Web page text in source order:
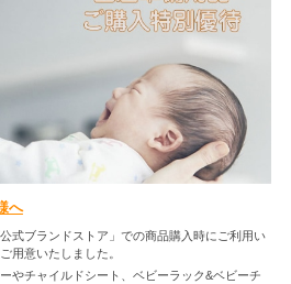
へ
式ブランドストア」での商品購入時にご利用い
用意いたしました。
やチャイルドシート、ベビーラック&ベビーチ